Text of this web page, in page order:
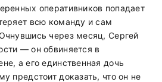
оперативников попадает
всю команду и сам
через месяц, Сергей
— он обвиняется в
а его единственная дочь
предстоит доказать, что он не